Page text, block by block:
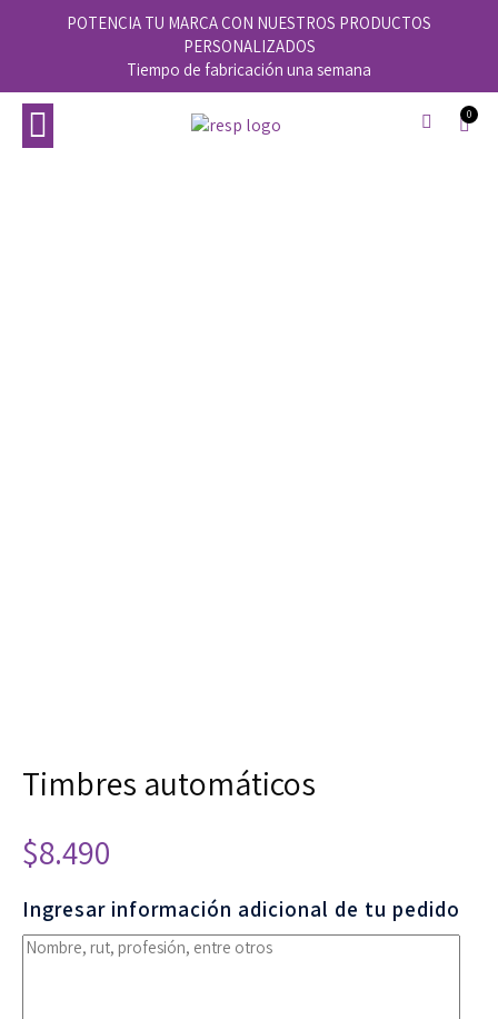
POTENCIA TU MARCA CON NUESTROS PRODUCTOS
PERSONALIZADOS
Tiempo de fabricación una semana
Timbres automáticos
$8.490
Ingresar información adicional de tu pedido